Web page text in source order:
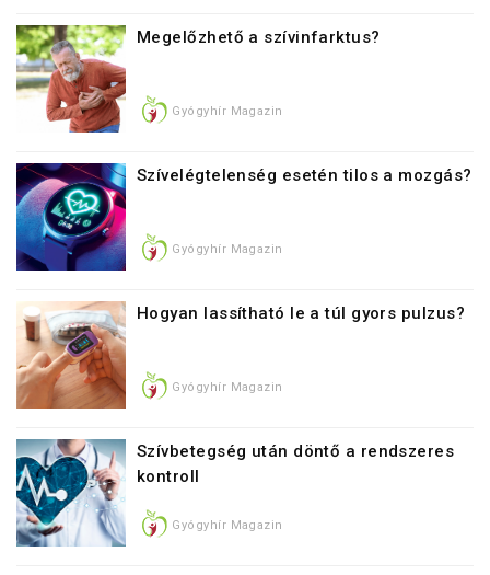
Megelőzhető a szívinfarktus?
Gyógyhír Magazin
Szívelégtelenség esetén tilos a mozgás?
Gyógyhír Magazin
Hogyan lassítható le a túl gyors pulzus?
Gyógyhír Magazin
Szívbetegség után döntő a rendszeres
kontroll
Gyógyhír Magazin